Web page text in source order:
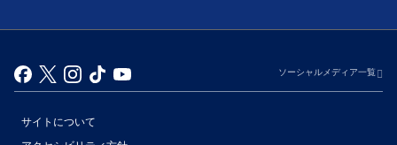
ソーシャルメディア一覧
サイトについて